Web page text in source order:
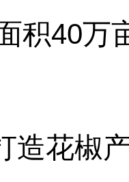
积40万
造花椒